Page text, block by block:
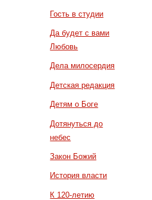
Гость в студии
Да будет с вами
Любовь
Дела милосердия
Детская редакция
Детям о Боге
Дотянуться до
небес
Закон Божий
История власти
К 120-летию